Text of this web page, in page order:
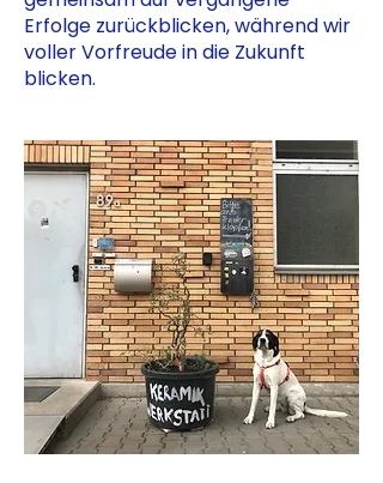
Erfolge zurückblicken, während wir
voller Vorfreude in die Zukunft
blicken.